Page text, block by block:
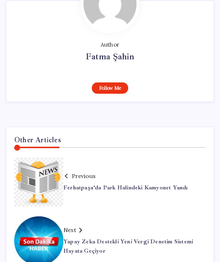
Author
Fatma Şahin
Follow Me
Other Articles
Previous
Ferhatpaşa’da Park Halindeki Kamyonet Yandı
Next
Yapay Zeka Destekli Yeni Vergi Denetim Sistemi
Hayata Geçiyor